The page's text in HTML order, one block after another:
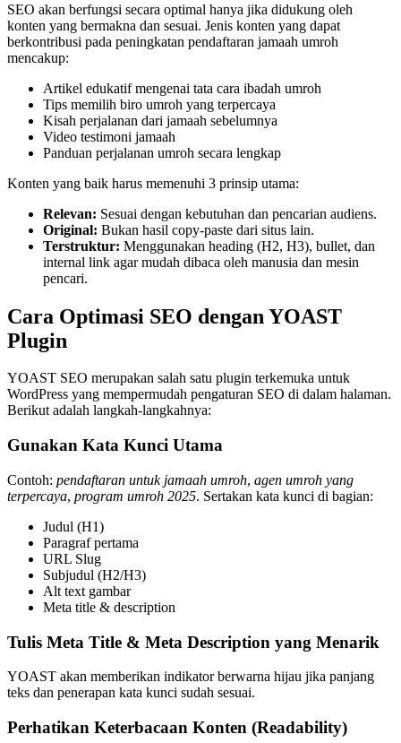
SEO akan berfungsi secara optimal hanya jika didukung oleh
konten yang bermakna dan sesuai. Jenis konten yang dapat
berkontribusi pada peningkatan pendaftaran jamaah umroh
mencakup:
Artikel edukatif mengenai tata cara ibadah umroh
Tips memilih biro umroh yang terpercaya
Kisah perjalanan dari jamaah sebelumnya
Video testimoni jamaah
Panduan perjalanan umroh secara lengkap
Konten yang baik harus memenuhi 3 prinsip utama:
Relevan: Sesuai dengan kebutuhan dan pencarian audiens.
Original: Bukan hasil copy-paste dari situs lain.
Terstruktur: Menggunakan heading (H2, H3), bullet, dan
internal link agar mudah dibaca oleh manusia dan mesin
pencari.
Cara Optimasi SEO dengan YOAST
Plugin
YOAST SEO merupakan salah satu plugin terkemuka untuk
WordPress yang mempermudah pengaturan SEO di dalam halaman.
Berikut adalah langkah-langkahnya:
Gunakan Kata Kunci Utama
Contoh: pendaftaran untuk jamaah umroh, agen umroh yang
terpercaya, program umroh 2025. Sertakan kata kunci di bagian:
Judul (H1)
Paragraf pertama
URL Slug
Subjudul (H2/H3)
Alt text gambar
Meta title & description
Tulis Meta Title & Meta Description yang Menarik
YOAST akan memberikan indikator berwarna hijau jika panjang
teks dan penerapan kata kunci sudah sesuai.
Perhatikan Keterbacaan Konten (Readability)